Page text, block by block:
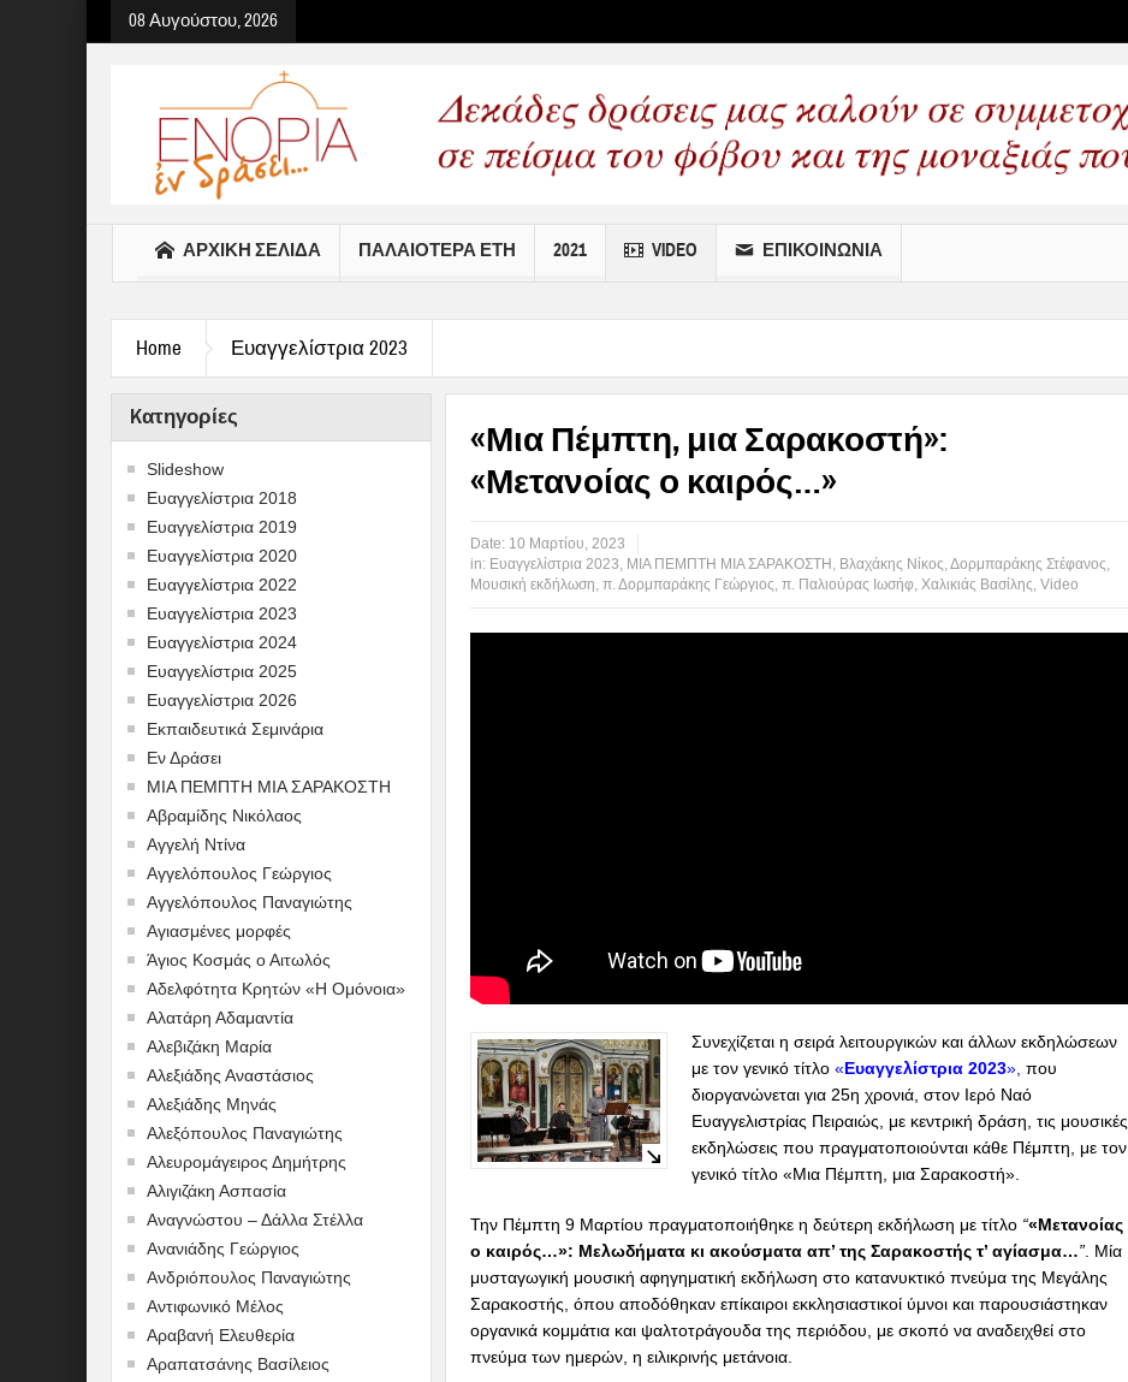
08 Αυγούστου, 2026
ΑΡΧΙΚΉ ΣΕΛΊΔΑ ΠΑΛΑΙΟΤΕΡΑ ΕΤΗ 2021 VIDEO ΕΠΙΚΟΙΝΩΝΙΑ
Home Ευαγγελίστρια 2023
Kατηγορίες
Slideshow
Ευαγγελίστρια 2018
Ευαγγελίστρια 2019
Ευαγγελίστρια 2020
Ευαγγελίστρια 2022
Ευαγγελίστρια 2023
Ευαγγελίστρια 2024
Ευαγγελίστρια 2025
Ευαγγελίστρια 2026
Εκπαιδευτικά Σεμινάρια
Εν Δράσει
ΜΙΑ ΠΕΜΠΤΗ ΜΙΑ ΣΑΡΑΚΟΣΤΗ
Αβραμίδης Νικόλαος
Αγγελή Ντίνα
Αγγελόπουλος Γεώργιος
Αγγελόπουλος Παναγιώτης
Αγιασμένες μορφές
Άγιος Κοσμάς ο Αιτωλός
Αδελφότητα Κρητών «Η Ομόνοια»
Αλατάρη Αδαμαντία
Αλεβιζάκη Μαρία
Αλεξιάδης Αναστάσιος
Αλεξιάδης Μηνάς
Αλεξόπουλος Παναγιώτης
Αλευρομάγειρος Δημήτρης
Αλιγιζάκη Ασπασία
Αναγνώστου – Δάλλα Στέλλα
Ανανιάδης Γεώργιος
Ανδριόπουλος Παναγιώτης
Αντιφωνικό Μέλος
Αραβανή Ελευθερία
Αραπατσάνης Βασίλειος
«Μια Πέμπτη, μια Σαρακοστή»:
«Μετανοίας ο καιρός…»
Date: 10 Μαρτίου, 2023
in: Ευαγγελίστρια 2023, ΜΙΑ ΠΕΜΠΤΗ ΜΙΑ ΣΑΡΑΚΟΣΤΗ , Βλαχάκης Νίκος,Δορμπαράκης Στέφανος,
Μουσική εκδήλωση,π. Δορμπαράκης Γεώργιος,π. Παλιούρας Ιωσήφ,Χαλικιάς Βασίλης,Video
Συνεχίζεται η σειρά λειτουργικών και άλλων εκδηλώσεων
με τον γενικό τίτλο«Ευαγγελίστρια 2023», που
διοργανώνεται για 25η χρονιά, στον Ιερό Ναό
Ευαγγελιστρίας Πειραιώς, με κεντρική δράση, τις μουσικές
εκδηλώσεις που πραγματοποιούνται κάθε Πέμπτη, με τον
γενικό τίτλο «Μια Πέμπτη, μια Σαρακοστή».
Την Πέμπτη 9 Μαρτίου πραγματοποιήθηκε η δεύτερη εκδήλωση με τίτλο “«Μετανοίας
ο καιρός…»: Μελωδήματα κι ακούσματα απ’ της Σαρακοστής τ’ αγίασμα…”. Μία
μυσταγωγική μουσική αφηγηματική εκδήλωση στο κατανυκτικό πνεύμα της Μεγάλης
Σαρακοστής, όπου αποδόθηκαν επίκαιροι εκκλησιαστικοί ύμνοι και παρουσιάστηκαν
οργανικά κομμάτια και ψαλτοτράγουδα της περιόδου, με σκοπό να αναδειχθεί στο
πνεύμα των ημερών, η ειλικρινής μετάνοια.